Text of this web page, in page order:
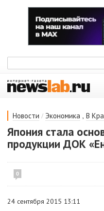
Новости / Экономика , В
Япония стала
продукции ДОК
0
24 сентября 2015 13:11